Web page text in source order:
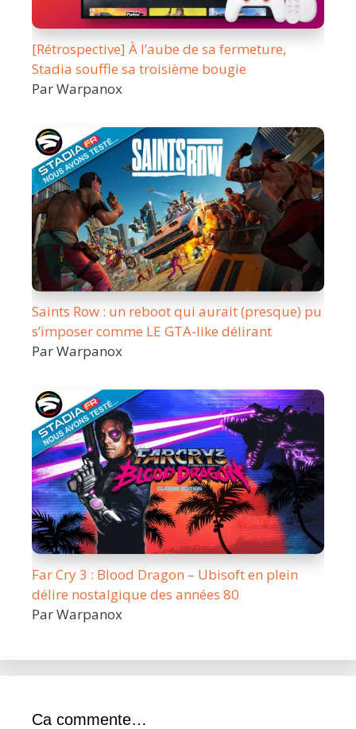
[Rétrospective] À l’aube de sa fermeture,
Stadia souffle sa troisième bougie
Par Warpanox
Saints Row : un reboot qui aurait (presque) pu
s’imposer comme LE GTA-like délirant
Par Warpanox
Far Cry 3 : Blood Dragon – Ubisoft en plein
délire nostalgique des années 80
Par Warpanox
Ca commente…